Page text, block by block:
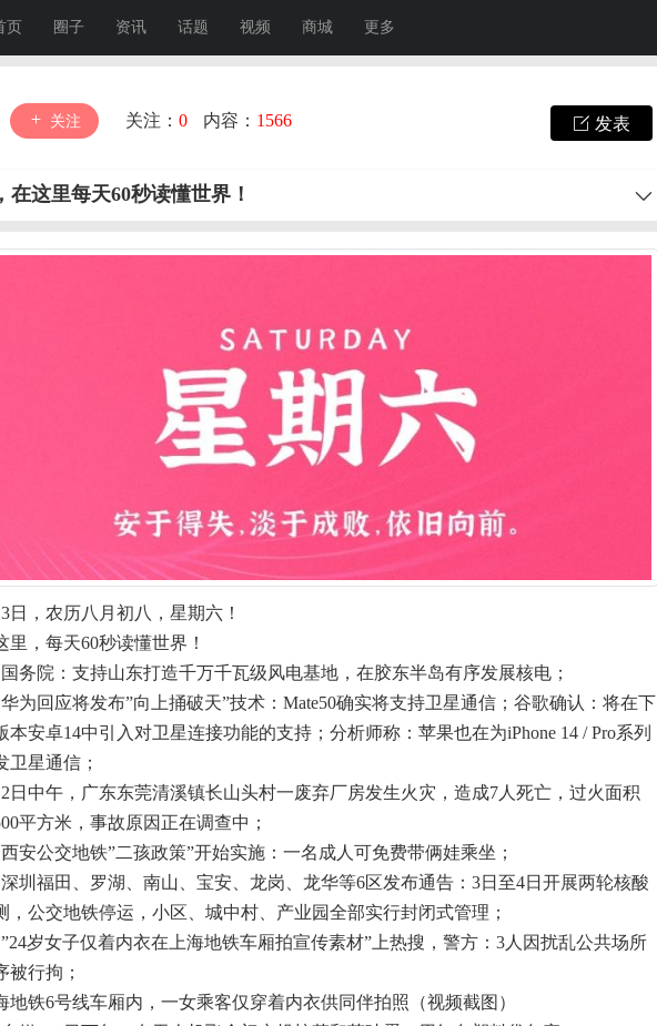
页 圈子 资讯 话题 视频 商城 更多
关注 关注： 0 内容： 1566 发表
在这里每天60秒读懂世界！
日，农历八月初八，星期六！
里，每天60秒读懂世界！
务院：支持山东打造千万千瓦级风电基地，在胶东半岛有序发展核电；
为回应将发布”向上捅破天”技术：Mate50确实将支持卫星通信；谷歌确认：将在下
本安卓14中引入对卫星连接功能的支持；分析师称：苹果也在为iPhone 14 / Pro系列
卫星通信；
日中午，广东东莞清溪镇长山头村一废弃厂房发生火灾，造成7人死亡，过火面积
平方米，事故原因正在调查中；
安公交地铁”二孩政策”开始实施：一名成人可免费带俩娃乘坐；
圳福田、罗湖、南山、宝安、龙岗、龙华等6区发布通告：3日至4日开展两轮核酸
，公交地铁停运，小区、城中村、产业园全部实行封闭式管理；
岁女子仅着内衣在上海地铁车厢拍宣传素材”上热搜，警方：3人因扰乱公共场所
被行拘；
地铁6号线车厢内，一女乘客仅穿着内衣供同伴拍照（视频截图）